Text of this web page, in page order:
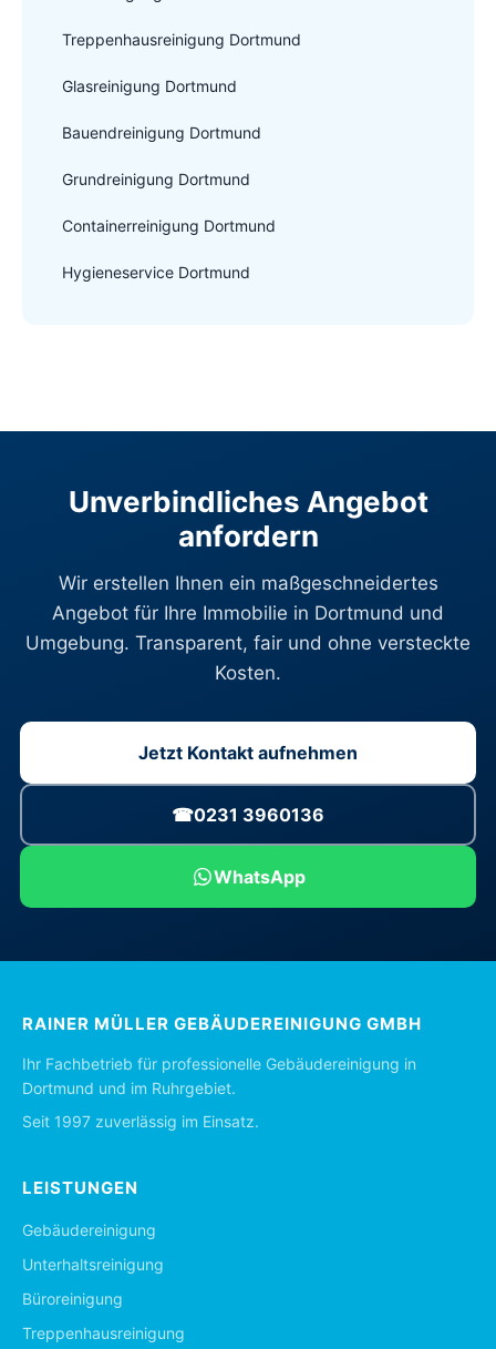
Treppenhausreinigung Dortmund
Glasreinigung Dortmund
Bauendreinigung Dortmund
Grundreinigung Dortmund
Containerreinigung Dortmund
Hygieneservice Dortmund
Unverbindliches Angebot
anfordern
Wir erstellen Ihnen ein maßgeschneidertes
Angebot für Ihre Immobilie in Dortmund und
Umgebung. Transparent, fair und ohne versteckte
Kosten.
Jetzt Kontakt aufnehmen
☎0231 3960136
WhatsApp
RAINER MÜLLER GEBÄUDEREINIGUNG GMBH
Ihr Fachbetrieb für professionelle Gebäudereinigung in
Dortmund und im Ruhrgebiet.
Seit 1997 zuverlässig im Einsatz.
LEISTUNGEN
Gebäudereinigung
Unterhaltsreinigung
Büroreinigung
Treppenhausreinigung